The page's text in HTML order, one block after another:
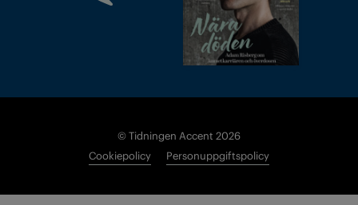
© Tidningen Accent 2026
Cookiepolicy
Personuppgiftspolicy